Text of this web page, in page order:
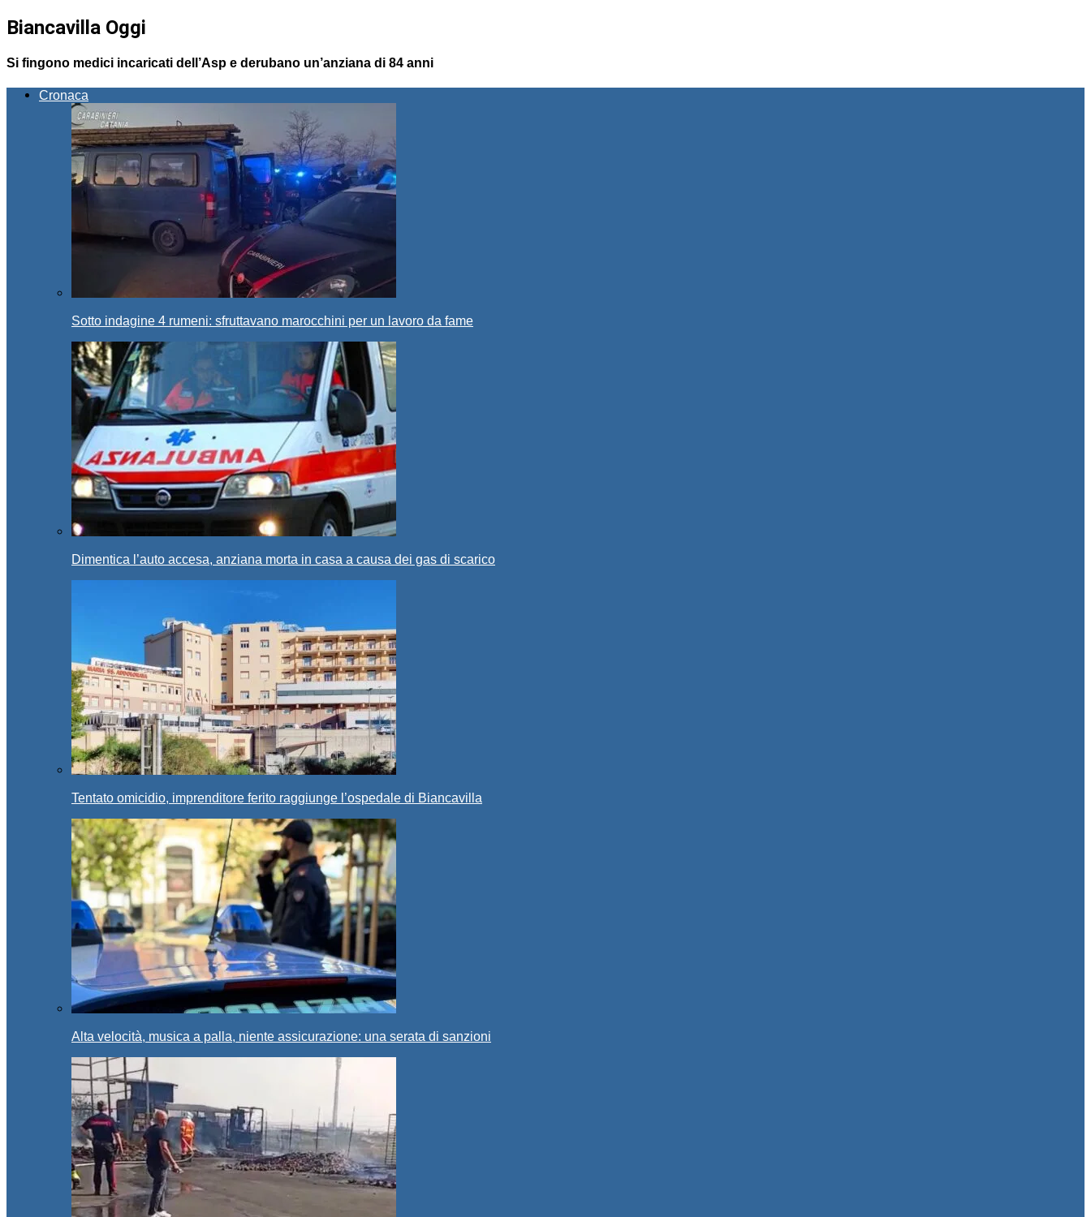
Biancavilla Oggi
Si fingono medici incaricati dell’Asp e derubano un’anziana di 84 anni
Cronaca
Sotto indagine 4 rumeni: sfruttavano marocchini per un lavoro da fame
Dimentica l’auto accesa, anziana morta in casa a causa dei gas di scarico
Tentato omicidio, imprenditore ferito raggiunge l’ospedale di Biancavilla
Alta velocità, musica a palla, niente assicurazione: una serata di sanzioni